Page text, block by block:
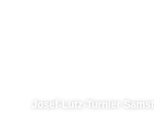
Josef-Lutz-Turnier